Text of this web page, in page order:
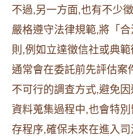
不過,另一方面,也有不少
嚴格遵守法律規範,將「
則,例如立達徵信社或典
通常會在委託前先評估案
不可行的調查方式,避免
資料蒐集過程中,也會特
存程序,確保未來在進入